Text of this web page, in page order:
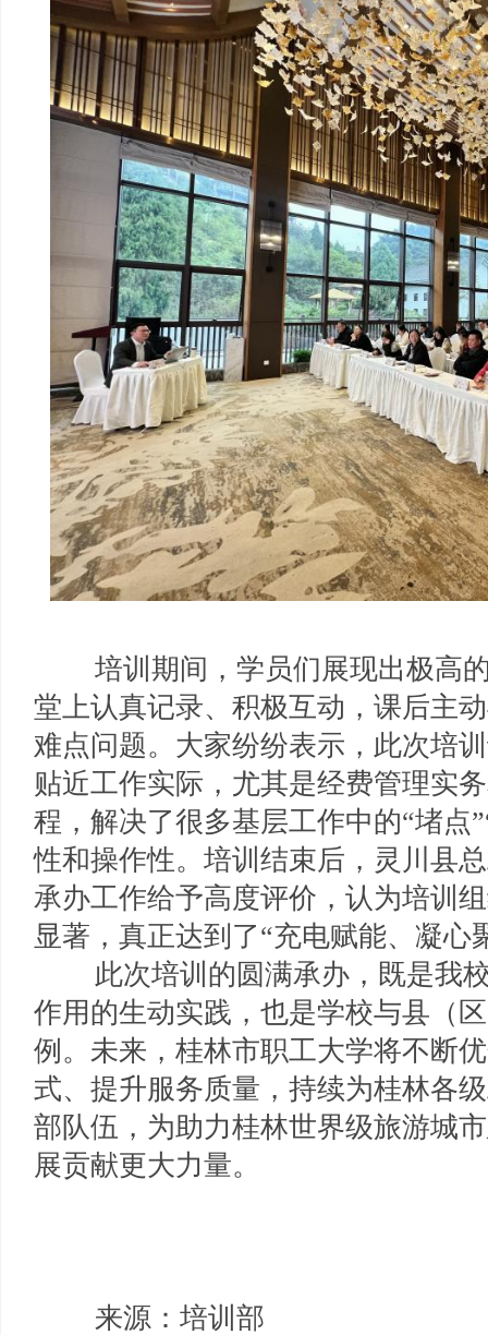
培训期间，学员们展现出极高的
堂上认真记录、积极互动，课后主
难点问题。大家纷纷表示，此次培
贴近工作实际，尤其是经费管理实
程，解决了很多基层工作中的“堵点
性和操作性。培训结束后，灵川县
承办工作给予高度评价，认为培训
显著，真正达到了“充电赋能、凝心
此次培训的圆满承办，既是我校
作用的生动实践，也是学校与县（
例。未来，桂林市职工大学将不断
式、提升服务质量，持续为桂林各
部队伍，为助力桂林世界级旅游城
展贡献更大力量。
来源：培训部